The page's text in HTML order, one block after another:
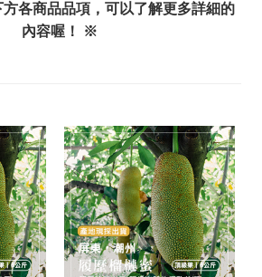
各商品品項，可以了解更多詳細的
內容喔！ ※